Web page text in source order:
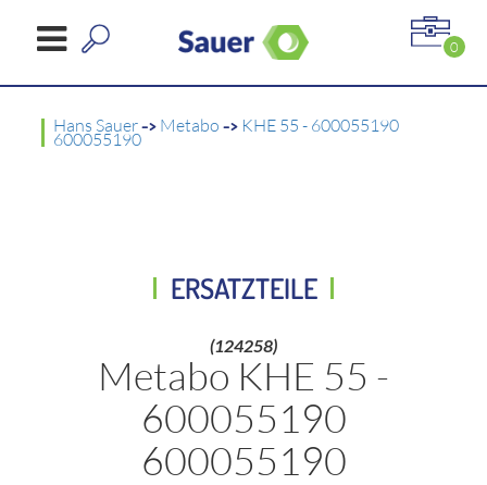
0
Hans Sauer-> Metabo -> KHE 55 - 600055190
600055190
ERSATZTEILE
(124258)
Metabo KHE 55 -
600055190
600055190